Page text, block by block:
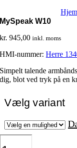
Hjem
MySpeak W10
kr. 945,00 inkl. moms
HMI-nummer:Herre
Simpelt talende
dig, blot ved tryk på en
Vælg variant